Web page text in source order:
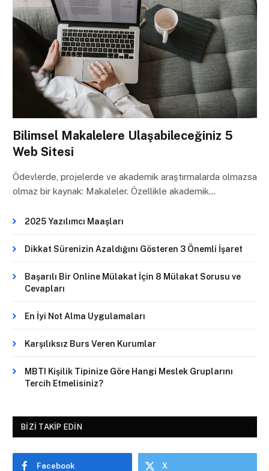
Bilimsel Makalelere Ulaşabileceğiniz 5
Web Sitesi
Ödevlerde, projelerde ve akademik araştırmalarda olmazsa
olmaz bir kaynak: Makaleler. Özellikle akademik…
2025 Yazılımcı Maaşları
Dikkat Sürenizin Azaldığını Gösteren 3 Önemli İşaret
Başarılı Bir Online Mülakat İçin 8 Mülakat Sorusu ve
Cevapları
En İyi Not Alma Uygulamaları
Karşılıksız Burs Veren Kurumlar
MBTI Kişilik Tipinize Göre Hangi Meslek Gruplarını
Tercih Etmelisiniz?
BIZI TAKIP EDIN
Facebook X